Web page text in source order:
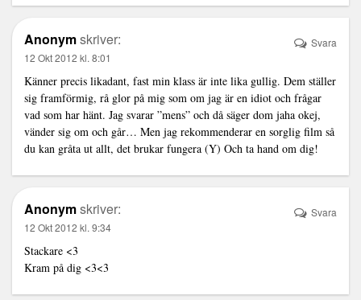
Anonymskriver:
12 Okt 2012 kl. 8:01
Känner precis likadant, fast min klass är inte lika gullig. Dem ställer
sig framförmig, rå glor på mig som om jag är en idiot och frågar
vad som har hänt. Jag svarar ”mens” och då säger dom jaha okej,
vänder sig om och går… Men jag rekommenderar en sorglig film så
du kan gråta ut allt, det brukar fungera (Y) Och ta hand om dig!
Svara
Anonymskriver:
12 Okt 2012 kl. 9:34
Stackare <3
Kram på dig <3<3
Svara